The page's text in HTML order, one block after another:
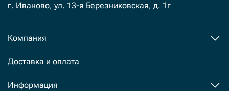
г. Иваново, ул. 13-я Березниковская, д. 1г
Компания
Доставка и оплата
Информация